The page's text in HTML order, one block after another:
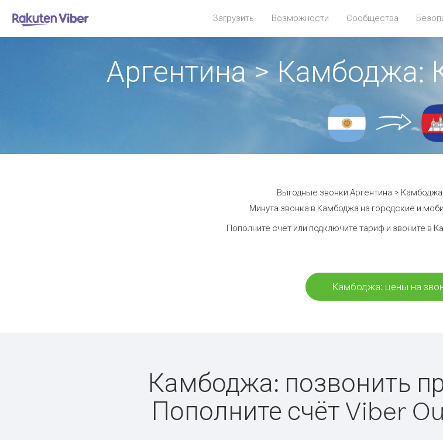
Загрузить Возможности Сообщества
Аргентина >
Выгодные звонки Аргентина >
Минута звонка в Камбоджа на городские и
Пополните счёт или подключите тариф и звоните в
Камбоджа: цены на
Камбоджа: позвонить
Пополните счёт Viber